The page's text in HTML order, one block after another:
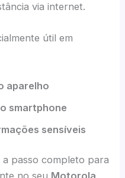
via internet.
útil em
aparelho
smartphone
sensíveis
passo completo para